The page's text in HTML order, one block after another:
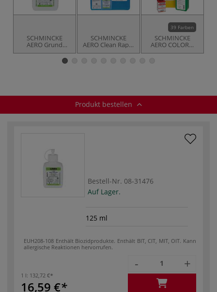
SCHMINCKE
AERO Grund
Airbrush-
SCHMINCKE
AERO Clean Rapid
Airbrushreiniger
39 Farben
SCHMINCKE
AERO COLOR®
Professional
Produkt bestellen
Bestell-Nr. 08-31476
Auf Lager.
125 ml
EUH208-108 Enthält Biozidprodukte. Enthält BIT, CIT, MIT, OIT. Kann
allergische Reaktionen hervorrufen.
1 l: 132,72 €
16,59 €
- +